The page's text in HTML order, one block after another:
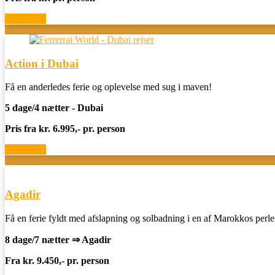
Action i Dubai
Få en anderledes ferie og oplevelse med sug i maven!
5 dage/4 nætter - Dubai
Pris fra kr. 6.995,- pr. person
Agadir
Få en ferie fyldt med afslapning og solbadning i en af Marokkos
8 dage/7 nætter ⇒ Agadir
Fra kr. 9.450,- pr. person